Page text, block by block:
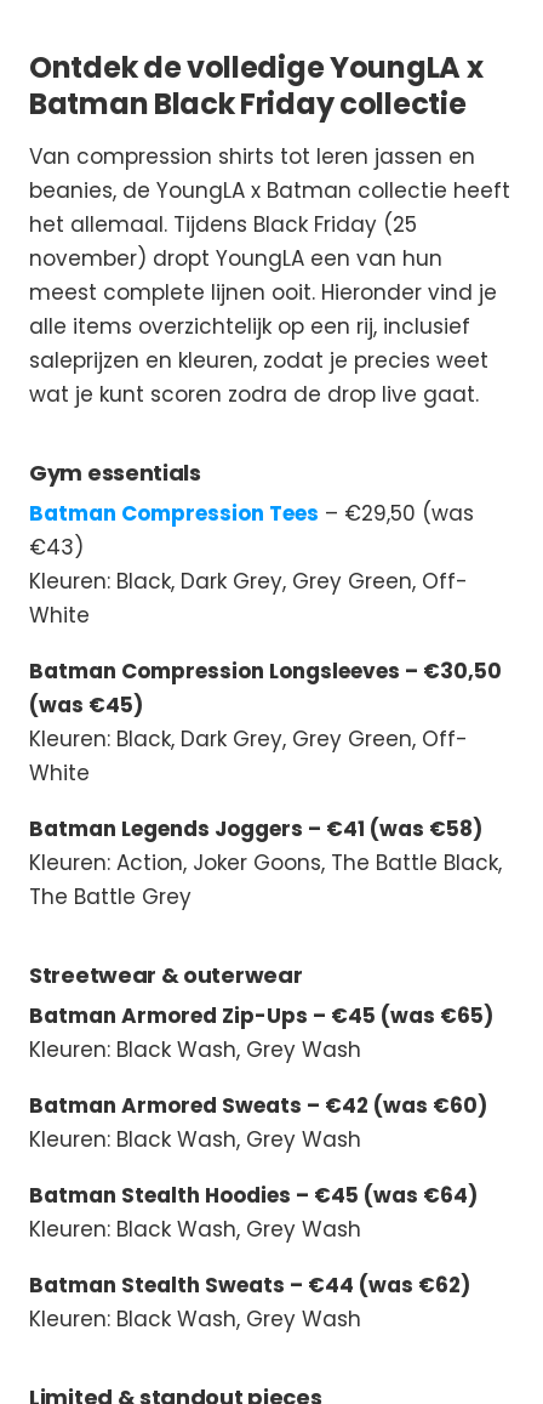
Ontdek de volledige YoungLA x
Batman Black Friday collectie
Van compression shirts tot leren jassen en
beanies, de YoungLA x Batman collectie heeft
het allemaal. Tijdens Black Friday (25
november) dropt YoungLA een van hun
meest complete lijnen ooit. Hieronder vind je
alle items overzichtelijk op een rij, inclusief
saleprijzen en kleuren, zodat je precies weet
wat je kunt scoren zodra de drop live gaat.
Gym essentials
Batman Compression Tees – €29,50 (was
€43)
Kleuren: Black, Dark Grey, Grey Green, Off-
White
Batman Compression Longsleeves – €30,50
(was €45)
Kleuren: Black, Dark Grey, Grey Green, Off-
White
Batman Legends Joggers – €41 (was €58)
Kleuren: Action, Joker Goons, The Battle Black,
The Battle Grey
Streetwear & outerwear
Batman Armored Zip-Ups – €45 (was €65)
Kleuren: Black Wash, Grey Wash
Batman Armored Sweats – €42 (was €60)
Kleuren: Black Wash, Grey Wash
Batman Stealth Hoodies – €45 (was €64)
Kleuren: Black Wash, Grey Wash
Batman Stealth Sweats – €44 (was €62)
Kleuren: Black Wash, Grey Wash
Limited & standout pieces